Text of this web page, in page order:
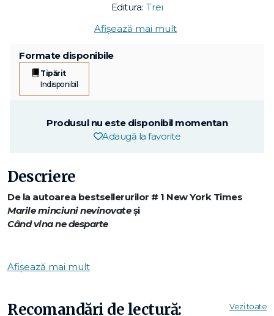
Editura: Trei
Afișează mai mult
Formate disponibile
Tipărit
Indisponibil
Produsul nu este disponibil momentan
Adaugă la favorite
Descriere
De la autoarea bestsellerurilor # 1 New York Times
Marile minciuni nevinovateşi
Când vina ne desparte
unele dintre ele pentru că vor să slăbească, unele ca să-și
oaspeți nu-și imaginează ce vor însemna cele zece zile de
Afișează mai mult
Recomandări de lectură: Vezi toate